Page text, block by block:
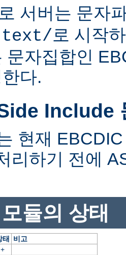
서버는 문자
text/ 로 시작
문자집합인
다.
Include
현재
리하기 전에
듈의 상태
태
비고
+